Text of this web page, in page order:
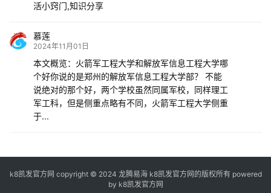
活小窍门,知识分享
慕莲
2024年11月01日
本文概览：火箭军工程大学和解放军信息工程大学哪
个好你说的是郑州的解放军信息工程大学部？ 不能
说绝对的那个好，两个学校虽然同属军校，同样理工
军工科，但是侧重点略有不同，火箭军工程大学侧重
于...
k8凯发官方网 copyright © 2024 龙腾易海 k8凯发官方网的版权所有 powered
by k8凯发官方网